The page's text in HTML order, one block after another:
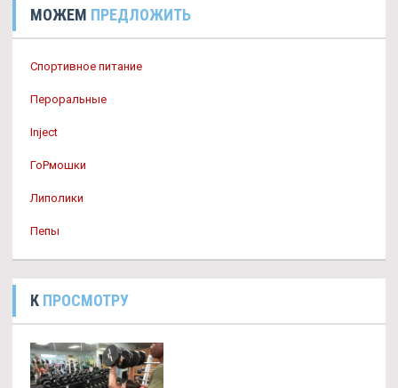
МОЖЕМ ПРЕДЛОЖИТЬ
Спортивное питание
Пероральные
Inject
ГоРмошки
Липолики
Пепы
К ПРОСМОТРУ